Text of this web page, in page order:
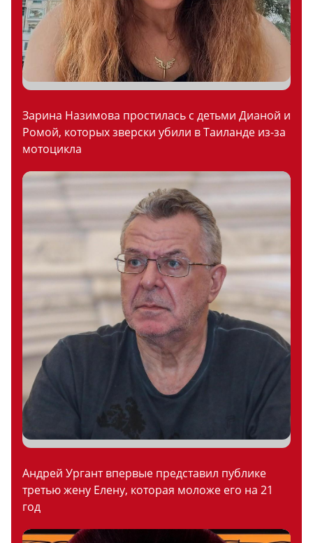
Зарина Назимова простилась с детьми Дианой и
Ромой, которых зверски убили в Таиланде из-за
мотоцикла
Андрей Ургант впервые представил публике
третью жену Елену, которая моложе его на 21
год